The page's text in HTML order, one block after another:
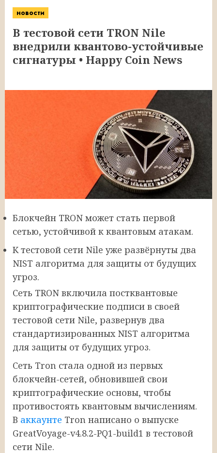
новости
В тестовой сети TRON Nile
внедрили квантово-устойчивые
сигнатуры • Happy Coin News
Блокчейн TRON может стать первой
сетью, устойчивой к квантовым атакам.
К тестовой сети Nile уже развёрнуты два
NIST алгоритма для защиты от будущих
угроз.
Сеть TRON включила постквантовые
криптографические подписи в своей
тестовой сети Nile, развернув два
стандартизированных NIST алгоритма
для защиты от будущих угроз.
Сеть Tron стала одной из первых
блокчейн-сетей, обновившей свои
криптографические основы, чтобы
противостоять квантовым вычислениям.
В аккаунте Tron написано о выпуске
GreatVoyage-v4.8.2-PQ1-build1 в тестовой
сети Nile.